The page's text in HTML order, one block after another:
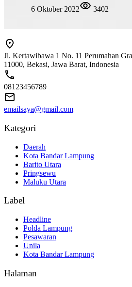
6 Oktober 2022
3402
Jl. Kertawibawa 1 No. 11 Perumahan
11000, Bekasi, Jawa Barat, Indonesia
08123456789
emailsaya@gmail.com
Kategori
Daerah
Kota Bandar Lampung
Barito Utara
Pringsewu
Maluku Utara
Label
Headline
Polda Lampung
Pesawaran
Unila
Kota Bandar Lampung
Halaman